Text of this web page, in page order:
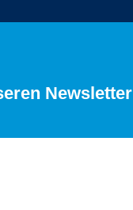
Newsletter